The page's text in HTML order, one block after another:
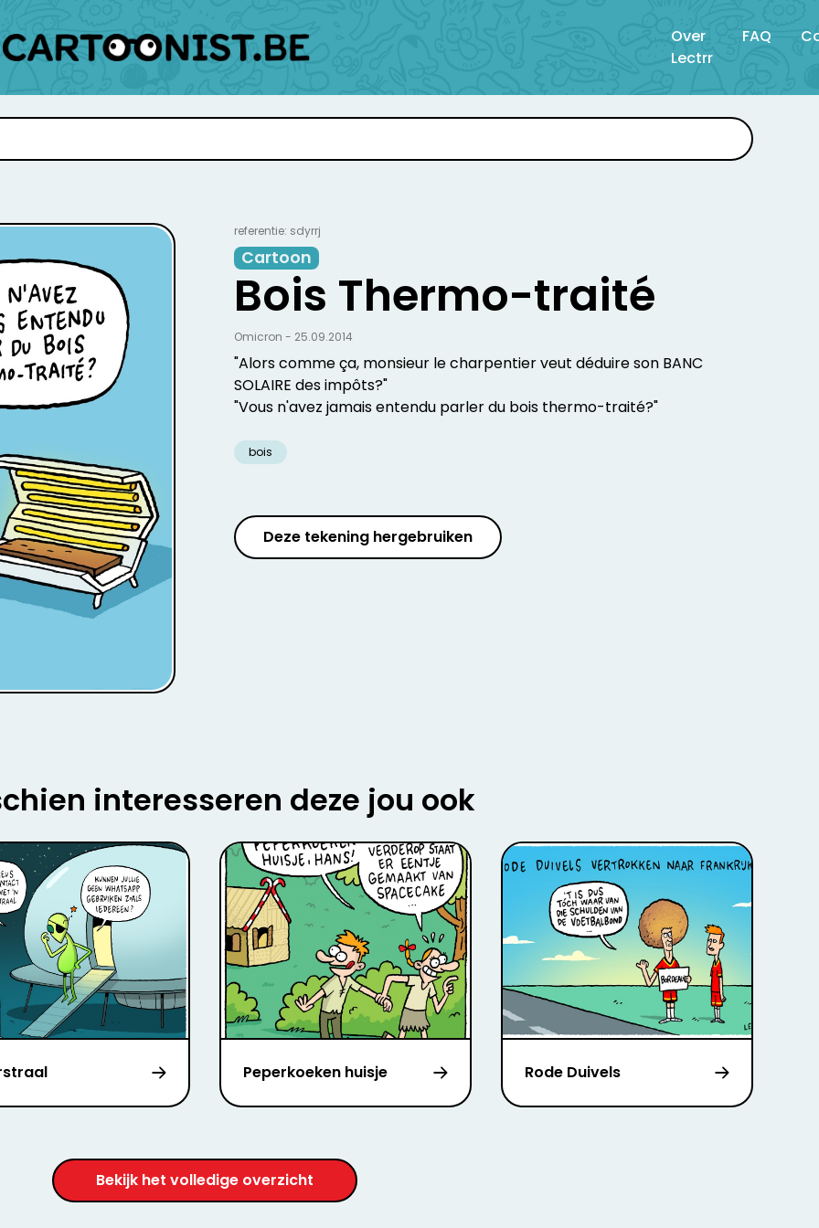
Over
Lectrr
FAQ
referentie: sdyrrj
Cartoon
Bois Thermo-traité
"Alors comme ça, monsieur le charpentier veut déduire son BANC
SOLAIRE des impôts?"
"Vous n'avez jamais entendu parler du bois thermo-traité?"
bois
Omicron - 25.09.2014
Deze tekening hergebruiken
interesseren deze jou ook
Peperkoeken huisje Rode Duivels
Bekijk het volledige overzicht